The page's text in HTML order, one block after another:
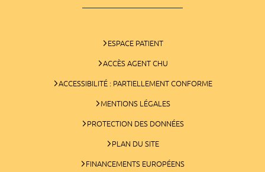
ESPACE PATIENT
ACCÈS AGENT CHU
ACCESSIBILITÉ : PARTIELLEMENT CONFORME
MENTIONS LÉGALES
PROTECTION DES DONNÉES
PLAN DU SITE
FINANCEMENTS EUROPÉENS